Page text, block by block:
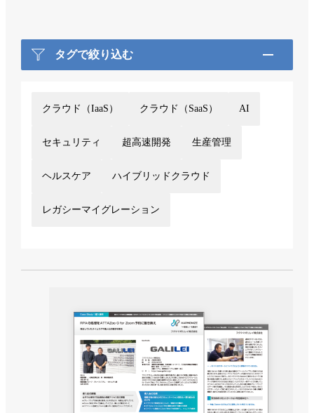
タグで絞り込む
クラウド（IaaS） クラウド（SaaS） AI
セキュリティ 超高速開発 生産管理
ヘルスケア ハイブリッドクラウド
レガシーマイグレーション